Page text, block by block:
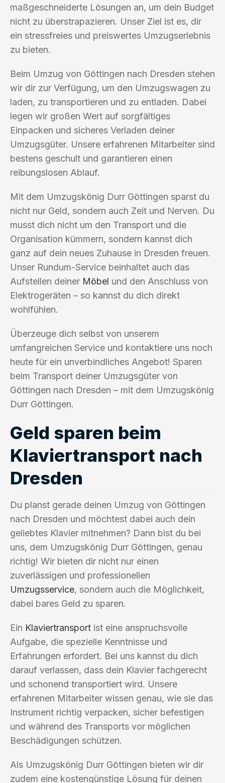
maßgeschneiderte Lösungen an, um dein Budget
nicht zu überstrapazieren. Unser Ziel ist es, dir
ein stressfreies und preiswertes Umzugserlebnis
zu bieten.
Beim Umzug von Göttingen nach Dresden stehen
wir dir zur Verfügung, um den Umzugswagen zu
laden, zu transportieren und zu entladen. Dabei
legen wir großen Wert auf sorgfältiges
Einpacken und sicheres Verladen deiner
Umzugsgüter. Unsere erfahrenen Mitarbeiter sind
bestens geschult und garantieren einen
reibungslosen Ablauf.
Mit dem Umzugskönig Durr Göttingen sparst du
nicht nur Geld, sondern auch Zeit und Nerven. Du
musst dich nicht um den Transport und die
Organisation kümmern, sondern kannst dich
ganz auf dein neues Zuhause in Dresden freuen.
Unser Rundum-Service beinhaltet auch das
Aufstellen deiner Möbel und den Anschluss von
Elektrogeräten – so kannst du dich direkt
wohlfühlen.
Überzeuge dich selbst von unserem
umfangreichen Service und kontaktiere uns noch
heute für ein unverbindliches Angebot! Sparen
beim Transport deiner Umzugsgüter von
Göttingen nach Dresden – mit dem Umzugskönig
Durr Göttingen.
Geld sparen beim
Klaviertransport nach
Dresden
Du planst gerade deinen Umzug von Göttingen
nach Dresden und möchtest dabei auch dein
geliebtes Klavier mitnehmen? Dann bist du bei
uns, dem Umzugskönig Durr Göttingen, genau
richtig! Wir bieten dir nicht nur einen
zuverlässigen und professionellen
Umzugsservice, sondern auch die Möglichkeit,
dabei bares Geld zu sparen.
Ein Klaviertransport ist eine anspruchsvolle
Aufgabe, die spezielle Kenntnisse und
Erfahrungen erfordert. Bei uns kannst du dich
darauf verlassen, dass dein Klavier fachgerecht
und schonend transportiert wird. Unsere
erfahrenen Mitarbeiter wissen genau, wie sie das
Instrument richtig verpacken, sicher befestigen
und während des Transports vor möglichen
Beschädigungen schützen.
Als Umzugskönig Durr Göttingen bieten wir dir
zudem eine kostengünstige Lösung für deinen